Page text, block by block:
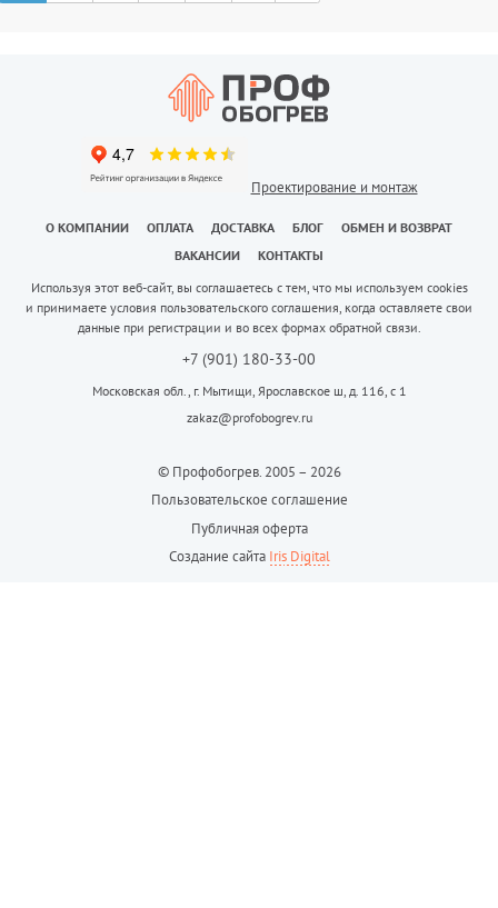
Проектирование и монтаж
О КОМПАНИИ ОПЛАТА ДОСТАВКА БЛОГ
ОБМЕН И ВОЗВРАТ
ВАКАНСИИ
КОНТАКТЫ
Используя этот веб-сайт, вы соглашаетесь с тем, что мы используем cookies
и принимаете условия пользовательского соглашения, когда оставляете свои
данные при регистрации и во всех формах обратной связи.
+7 (901) 180-33-00
Московская обл., г. Мытищи, Ярославское ш, д. 116, с 1
zakaz@profobogrev.ru
© Профобогрев. 2005 – 2026
Пользовательское соглашение
Публичная оферта
Создание сайта Iris Digital